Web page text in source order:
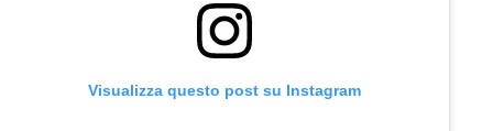
Visualizza questo post su Instagram